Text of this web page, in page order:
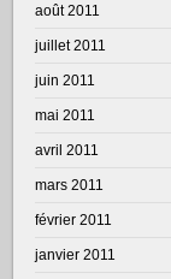
août 2011
juillet 2011
juin 2011
mai 2011
avril 2011
mars 2011
février 2011
janvier 2011